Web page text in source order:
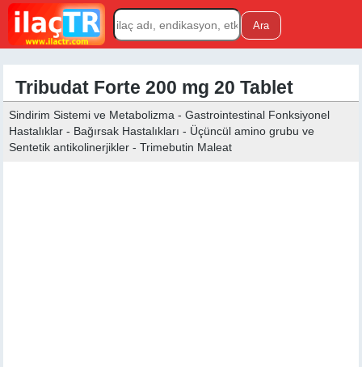
Tribudat Forte 200 mg 20 Tablet
Sindirim Sistemi ve Metabolizma - Gastrointestinal Fonksiyonel
Hastalıklar - Bağırsak Hastalıkları - Üçüncül amino grubu ve
Sentetik antikolinerjikler - Trimebutin Maleat